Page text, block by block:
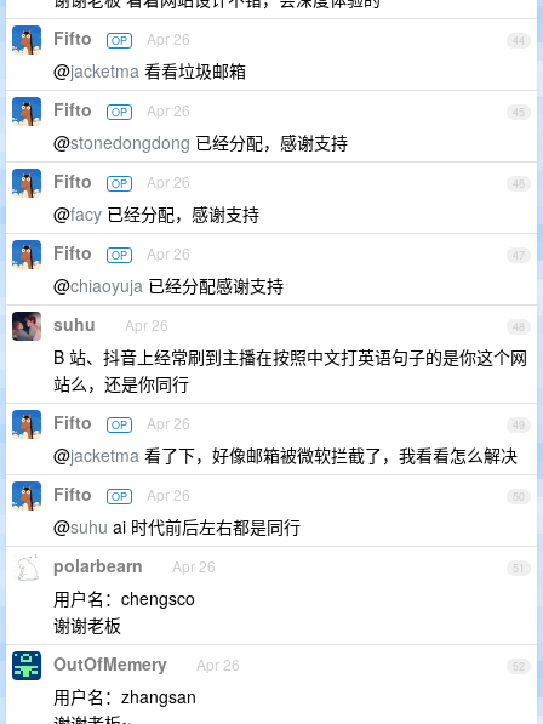
44
Fifto OP Apr 26
@jacketma 看看垃圾邮箱
45
Fifto OP Apr 26
@stonedongdong 已经分配，感谢支持
46
Fifto OP Apr 26
@facy 已经分配，感谢支持
47
Fifto OP Apr 26
@chiaoyuja 已经分配感谢支持
48
suhu Apr 26
B 站、抖音上经常刷到主播在按照中文打英语句子的是你这个网
站么，还是你同行
49
Fifto OP Apr 26
@jacketma 看了下，好像邮箱被微软拦截了，我看看怎么解决
50
Fifto OP Apr 26
@suhu ai 时代前后左右都是同行
51
polarbearn Apr 26
用户名：chengsco
谢谢老板
52
OutOfMemery Apr 26
用户名：zhangsan